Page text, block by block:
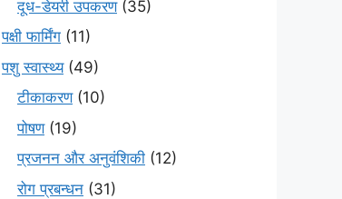
दूध-डेयरी उपकरण(35)
पक्षी फार्मिंग (11)
पशु स्वास्थ्य(49)
टीकाकरण(10)
पोषण(19)
प्रजनन और अनुवंशिकी (12)
रोग प्रबन्धन (31)